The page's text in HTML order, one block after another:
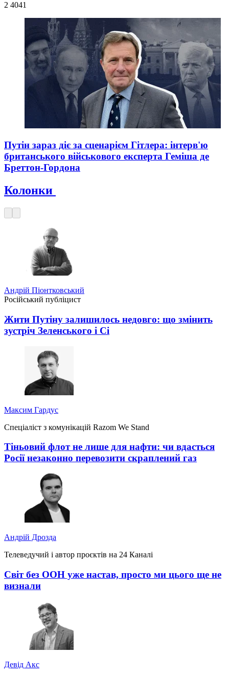
2 4041
Путін зараз діє за сценарієм Гітлера: інтерв'ю
британського військового експерта Геміша де
Бреттон-Гордона
Колонки
Андрій Піонтковський
Російський публіцист
Жити Путіну залишилось недовго: що змінить
зустріч Зеленського і Сі
Максим Гардус
Спеціаліст з комунікацій Razom We Stand
Тіньовий флот не лише для нафти: чи вдасться
Росії незаконно перевозити скраплений газ
Андрій Дрозда
Телеведучий і автор проєктів на 24 Каналі
Світ без ООН уже настав, просто ми цього ще не
визнали
Девід Акс